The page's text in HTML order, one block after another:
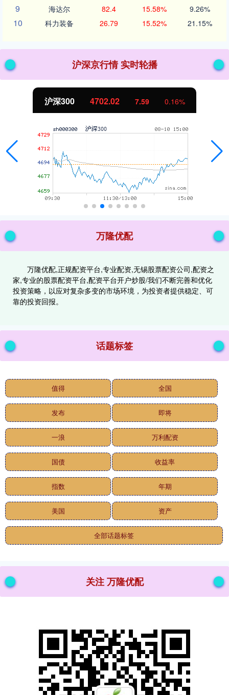
9 海达尔 82.4 15.58% 9.26%
10 科力装备 26.79 15.52% 21.15%
沪深京行情 实时轮播
沪深300 4702.02 7.59 0.16%
万隆优配
万隆优配,正规配资平台,专业配资,无锡股票配资公司,配资之
家,专业的股票配资平台,配资平台开户炒股/我们不断完善和优化
投资策略，以应对复杂多变的市场环境，为投资者提供稳定、可
靠的投资回报。
话题标签
值得 全国
发布 即将
一浪 万利配资
国债 收益率
指数 年期
美国 资产
全部话题标签
关注 万隆优配